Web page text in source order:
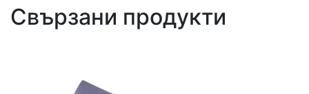
Свързани продукти